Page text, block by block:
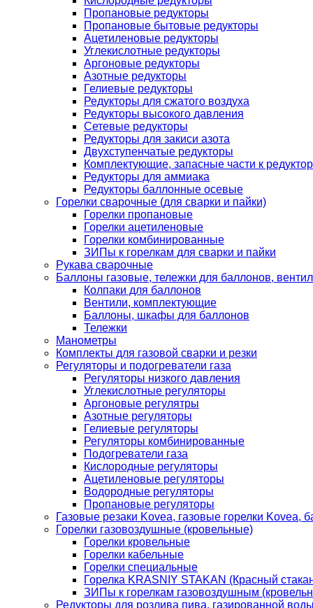
Пропановые редукторы
Пропановые бытовые редукторы
Ацетиленовые редукторы
Углекислотные редукторы
Аргоновые редукторы
Азотные редукторы
Гелиевые редукторы
Редукторы для сжатого воздуха
Редукторы высокого давления
Сетевые редукторы
Редукторы для закиси азота
Двухступенчатые редукторы
Комплектующие, запасные части к
Редукторы для аммиака
Редукторы баллонные осевые
Горелки сварочные (для сварки и пайки)
Горелки пропановые
Горелки ацетиленовые
Горелки комбинированные
ЗИПы к горелкам для сварки и пайки
Рукава сварочные
Баллоны газовые, тележки для баллонов,
Колпаки для баллонов
Вентили, комплектующие
Баллоны, шкафы для баллонов
Тележки
Манометры
Комплекты для газовой сварки и резки
Регуляторы и подогреватели газа
Регуляторы низкого давления
Углекислотные регуляторы
Аргоновые регулятры
Азотные регуляторы
Гелиевые регуляторы
Регуляторы комбинированные
Подогреватели газа
Кислородные регуляторы
Ацетиленовые регуляторы
Водородные регуляторы
Пропановые регуляторы
Газовые резаки Kovea, газовые горелки Kovea,
Горелки газовоздушные (кровельные)
Горелки кровельные
Горелки кабельные
Горелки специальные
Горелка KRASNIY STAKAN (Красный
ЗИПы к горелкам газовоздушным
Редукторы для розлива пива, газированной